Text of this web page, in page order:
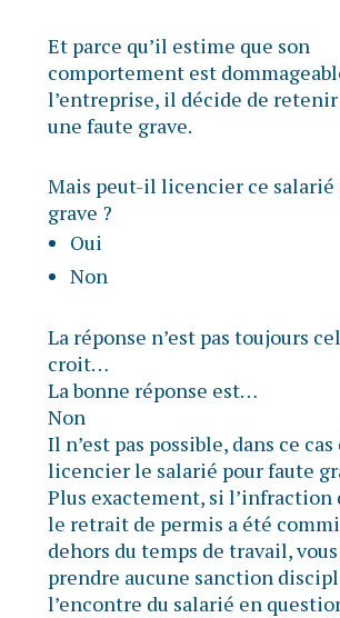
Et parce qu’il estime que son
comportement est
l’entreprise, il décide de
une faute grave.
Mais peut-il licencier ce salarié
grave ?
Oui
Non
La réponse n’est pas toujours
croit…
La bonne réponse est…
Non
Il n’est pas possible, dans ce
licencier le salarié pour faute
Plus exactement, si
le retrait de permis a été
dehors du temps de travail,
prendre aucune sanction
l’encontre du salarié en